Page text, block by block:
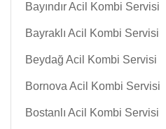
Bayındır Acil Kombi Servisi
Bayraklı Acil Kombi Servisi
Beydağ Acil Kombi Servisi
Bornova Acil Kombi Servisi
Bostanlı Acil Kombi Servisi